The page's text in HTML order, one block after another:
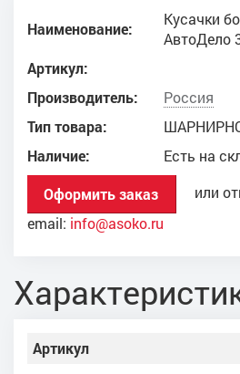
Наименование:
Кусачки
АвтоДело
Артикул:
Производитель:
Россия
Тип товара:
Наличие:
Есть на
Оформить заказ
или
email: info@asoko.ru
Артикул